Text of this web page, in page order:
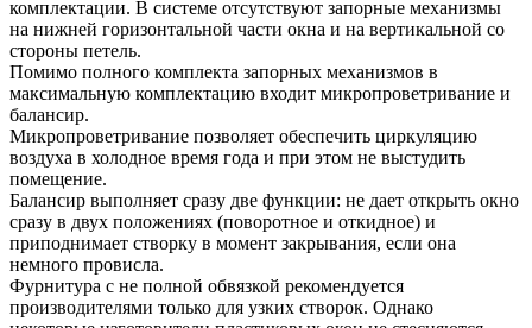
комплектации. В системе отсутствуют запорные механизмы
на нижней горизонтальной части окна и на вертикальной со
стороны петель.
Помимо полного комплекта запорных механизмов в
максимальную комплектацию входит микропроветривание и
балансир.
Микропроветривание позволяет обеспечить циркуляцию
воздуха в холодное время года и при этом не выстудить
помещение.
Балансир выполняет сразу две функции: не дает открыть окно
сразу в двух положениях (поворотное и откидное) и
приподнимает створку в момент закрывания, если она
немного провисла.
Фурнитура с не полной обвязкой рекомендуется
производителями только для узких створок. Однако